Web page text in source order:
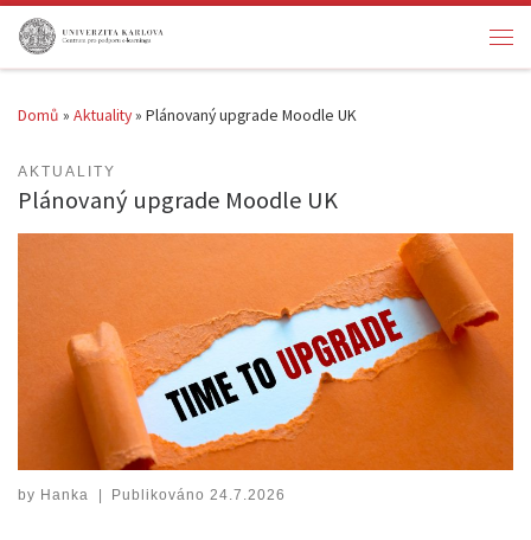
Skip to content
Domů » Aktuality» Plánovaný upgrade Moodle UK
AKTUALITY
Plánovaný upgrade Moodle UK
by Hanka | Publikováno 24.7.2026